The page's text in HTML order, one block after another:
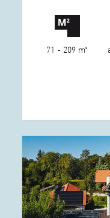
71 - 209 m²